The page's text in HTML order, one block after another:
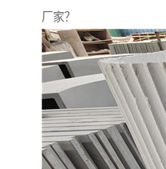
厂家？